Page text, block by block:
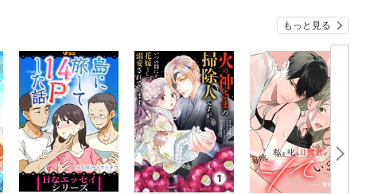
もっと見る